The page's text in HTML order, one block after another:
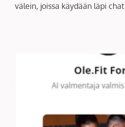
välein, joissa käydään läpi